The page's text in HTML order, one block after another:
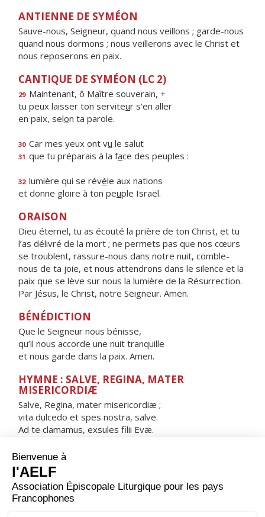
ANTIENNE DE SYMÉON
Sauve-nous, Seigneur, quand nous veillons ; garde-nous
quand nous dormons ; nous veillerons avec le Christ et
nous reposerons en paix.
CANTIQUE DE SYMÉON (LC 2)
29 Maintenant, ô Maître souverain, +
tu peux laisser ton serviteur s'en aller
en paix, selon ta parole.
30 Car mes yeux ont vu le salut
31 que tu préparais à la face des peuples :
32 lumière qui se révèle aux nations
et donne gloire à ton peuple Israël.
ORAISON
Dieu éternel, tu as écouté la prière de ton Christ, et tu
l’as délivré de la mort ; ne permets pas que nos cœurs
se troublent, rassure-nous dans notre nuit, comble-
nous de ta joie, et nous attendrons dans le silence et la
paix que se lève sur nous la lumière de la Résurrection.
Par Jésus, le Christ, notre Seigneur. Amen.
BÉNÉDICTION
Que le Seigneur nous bénisse,
qu’il nous accorde une nuit tranquille
et nous garde dans la paix. Amen.
HYMNE : SALVE, REGINA, MATER
MISERICORDIÆ
Salve, Regina, mater misericordiæ ;
vita dulcedo et spes nostra, salve.
Ad te clamamus, exsules filii Evæ.
in hac lacrimarum valle.
Eia ergo, advocata nostra,
illos tuos misericordes oculos
ad nos converte.